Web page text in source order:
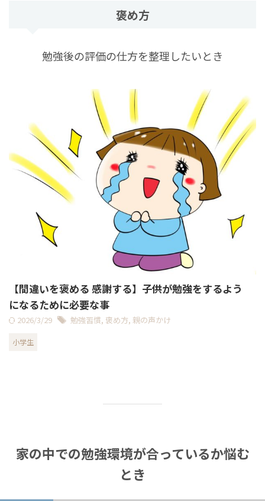
褒め方
勉強後の評価の仕方を整理したいとき
【間違いを褒める 感謝する】子供が勉強をするよう
になるために必要な事
2026/3/29 勉強習慣, 褒め方, 親の声かけ
小学生
家の中での勉強環境が合っているか悩む
とき